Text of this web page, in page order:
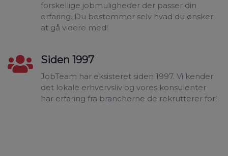
forskellige jobmuligheder der passer din
erfaring. Du bestemmer selv hvad du ønsker
at gå videre med!
Siden 1997
JobTeam har eksisteret siden 1997. Vi kender
det lokale erhvervsliv og vores konsulenter
har erfaring fra brancherne de rekrutterer for!